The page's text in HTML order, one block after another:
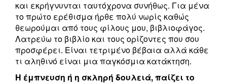
και εκρήγνυνται ταυτόχρονα συνήθως. Για μένα
το πρώτο ερέθισμα ήρθε πολύ νωρίς καθώς
θεωρούμαι από τους φίλους μου, βιβλιοφάγος.
Λατρεύω το βιβλίο και τους ορίζοντες που σου
προσφέρει. Είναι τετριμένο βέβαια αλλά κάθε
τι αληθινό είναι μια παγκόσμια κατάκτηση.
Η έμπνευση ή η σκληρή δουλειά, παίζει το